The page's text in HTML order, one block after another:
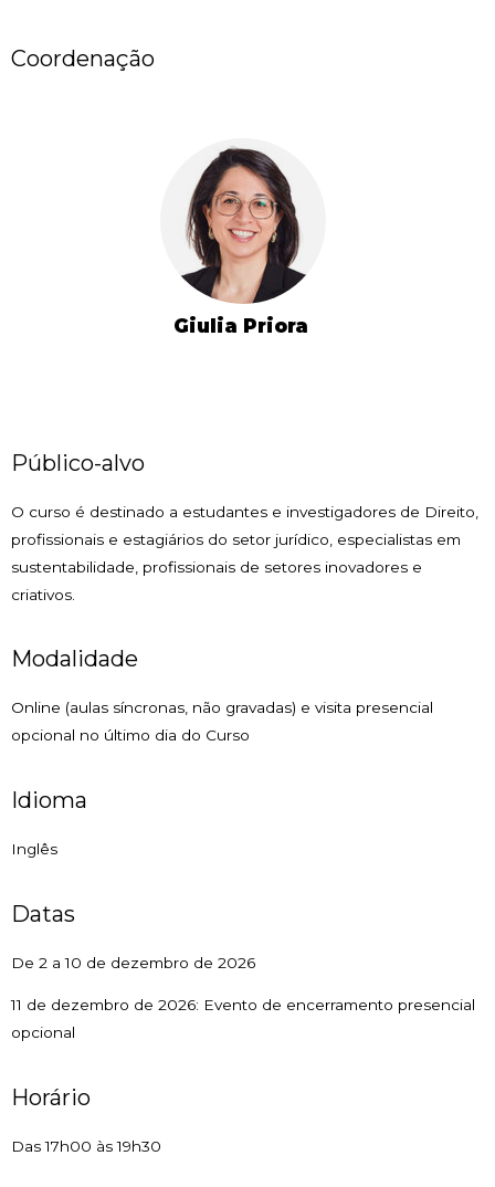
Coordenação
Giulia Priora
Público-alvo
O curso é destinado a estudantes e investigadores de Direito,
profissionais e estagiários do setor jurídico, especialistas em
sustentabilidade, profissionais de setores inovadores e
criativos.
Modalidade
Online (aulas síncronas, não gravadas) e visita presencial
opcional no último dia do Curso
Idioma
Inglês
Datas
De 2 a 10 de dezembro de 2026
11 de dezembro de 2026: Evento de encerramento presencial
opcional
Horário
Das 17h00 às 19h30